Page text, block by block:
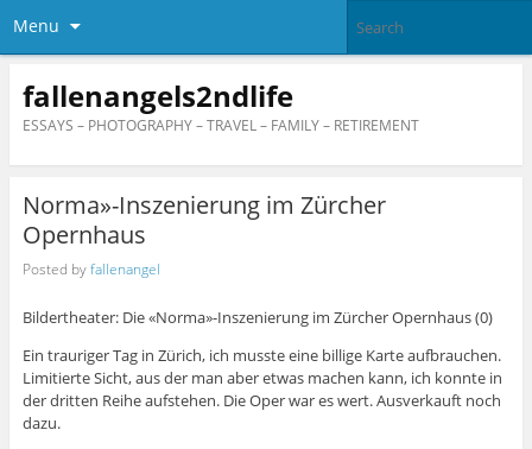
Menu
fallenangels2ndlife
ESSAYS – PHOTOGRAPHY – TRAVEL – FAMILY – RETIREMENT
Norma»-Inszenierung im Zürcher
Opernhaus
Posted byfallenangel
Bildertheater: Die «Norma»-Inszenierung im Zürcher Opernhaus (0)
Ein trauriger Tag in Zürich, ich musste eine billige Karte aufbrauchen.
Limitierte Sicht, aus der man aber etwas machen kann, ich konnte in
der dritten Reihe aufstehen. Die Oper war es wert. Ausverkauft noch
dazu.